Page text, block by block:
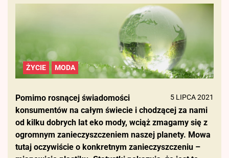
MODA
ŻYCIE
5 LIPCA 2021
Pomimo rosnącej świadomości
konsumentów na całym świecie i chodzącej za nami
od kilku dobrych lat eko mody, wciąż zmagamy się z
ogromnym zanieczyszczeniem naszej planety. Mowa
tutaj oczywiście o konkretnym zanieczyszczeniu –